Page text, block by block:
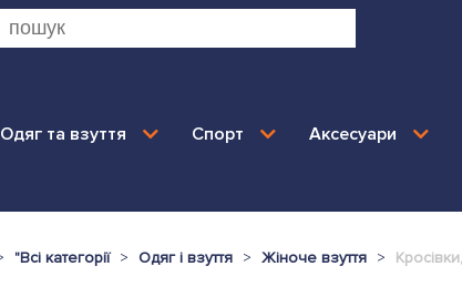
Одяг та взуття Спорт Аксесуари
"Всі категорії Одяг і взуття Жіноче взуття